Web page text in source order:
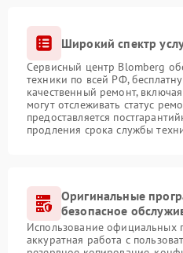
Широкий спектр
Сервисный центр Blomberg
техники по всей РФ,
качественный ремонт,
могут отслеживать статус
предоставляется
продления срока службы
Оригинальные
безопасное
Использование официальных
аккуратная работа с